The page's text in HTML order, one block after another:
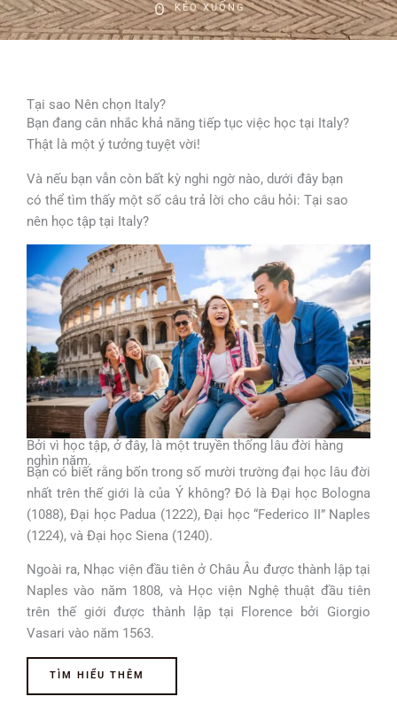
KÉO XUỐNG
Tại sao Nên chọn Italy?
Bạn đang cân nhắc khả năng tiếp tục việc học tại Italy?
Thật là một ý tưởng tuyệt vời!
Và nếu bạn vẫn còn bất kỳ nghi ngờ nào, dưới đây bạn
có thể tìm thấy một số câu trả lời cho câu hỏi: Tại sao
nên học tập tại Italy?
Bởi vì học tập, ở đây, là một truyền thống lâu đời hàng
nghìn năm.
Bạn có biết rằng bốn trong số mười trường đại học lâu đời
nhất trên thế giới là của Ý không? Đó là Đại học Bologna
(1088), Đại học Padua (1222), Đại học “Federico II” Naples
(1224), và Đại học Siena (1240).
Ngoài ra, Nhạc viện đầu tiên ở Châu Âu được thành lập tại
Naples vào năm 1808, và Học viện Nghệ thuật đầu tiên
trên thế giới được thành lập tại Florence bởi Giorgio
Vasari vào năm 1563.
TÌM HIỂU THÊM